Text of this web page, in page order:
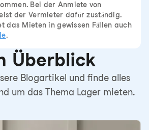
Bei der Anmiete von
der Vermieter dafür zuständig.
das Mieten in gewissen Fällen auch
.
Überblick
Blogartikel und finde alles
um das Thema Lager mieten.